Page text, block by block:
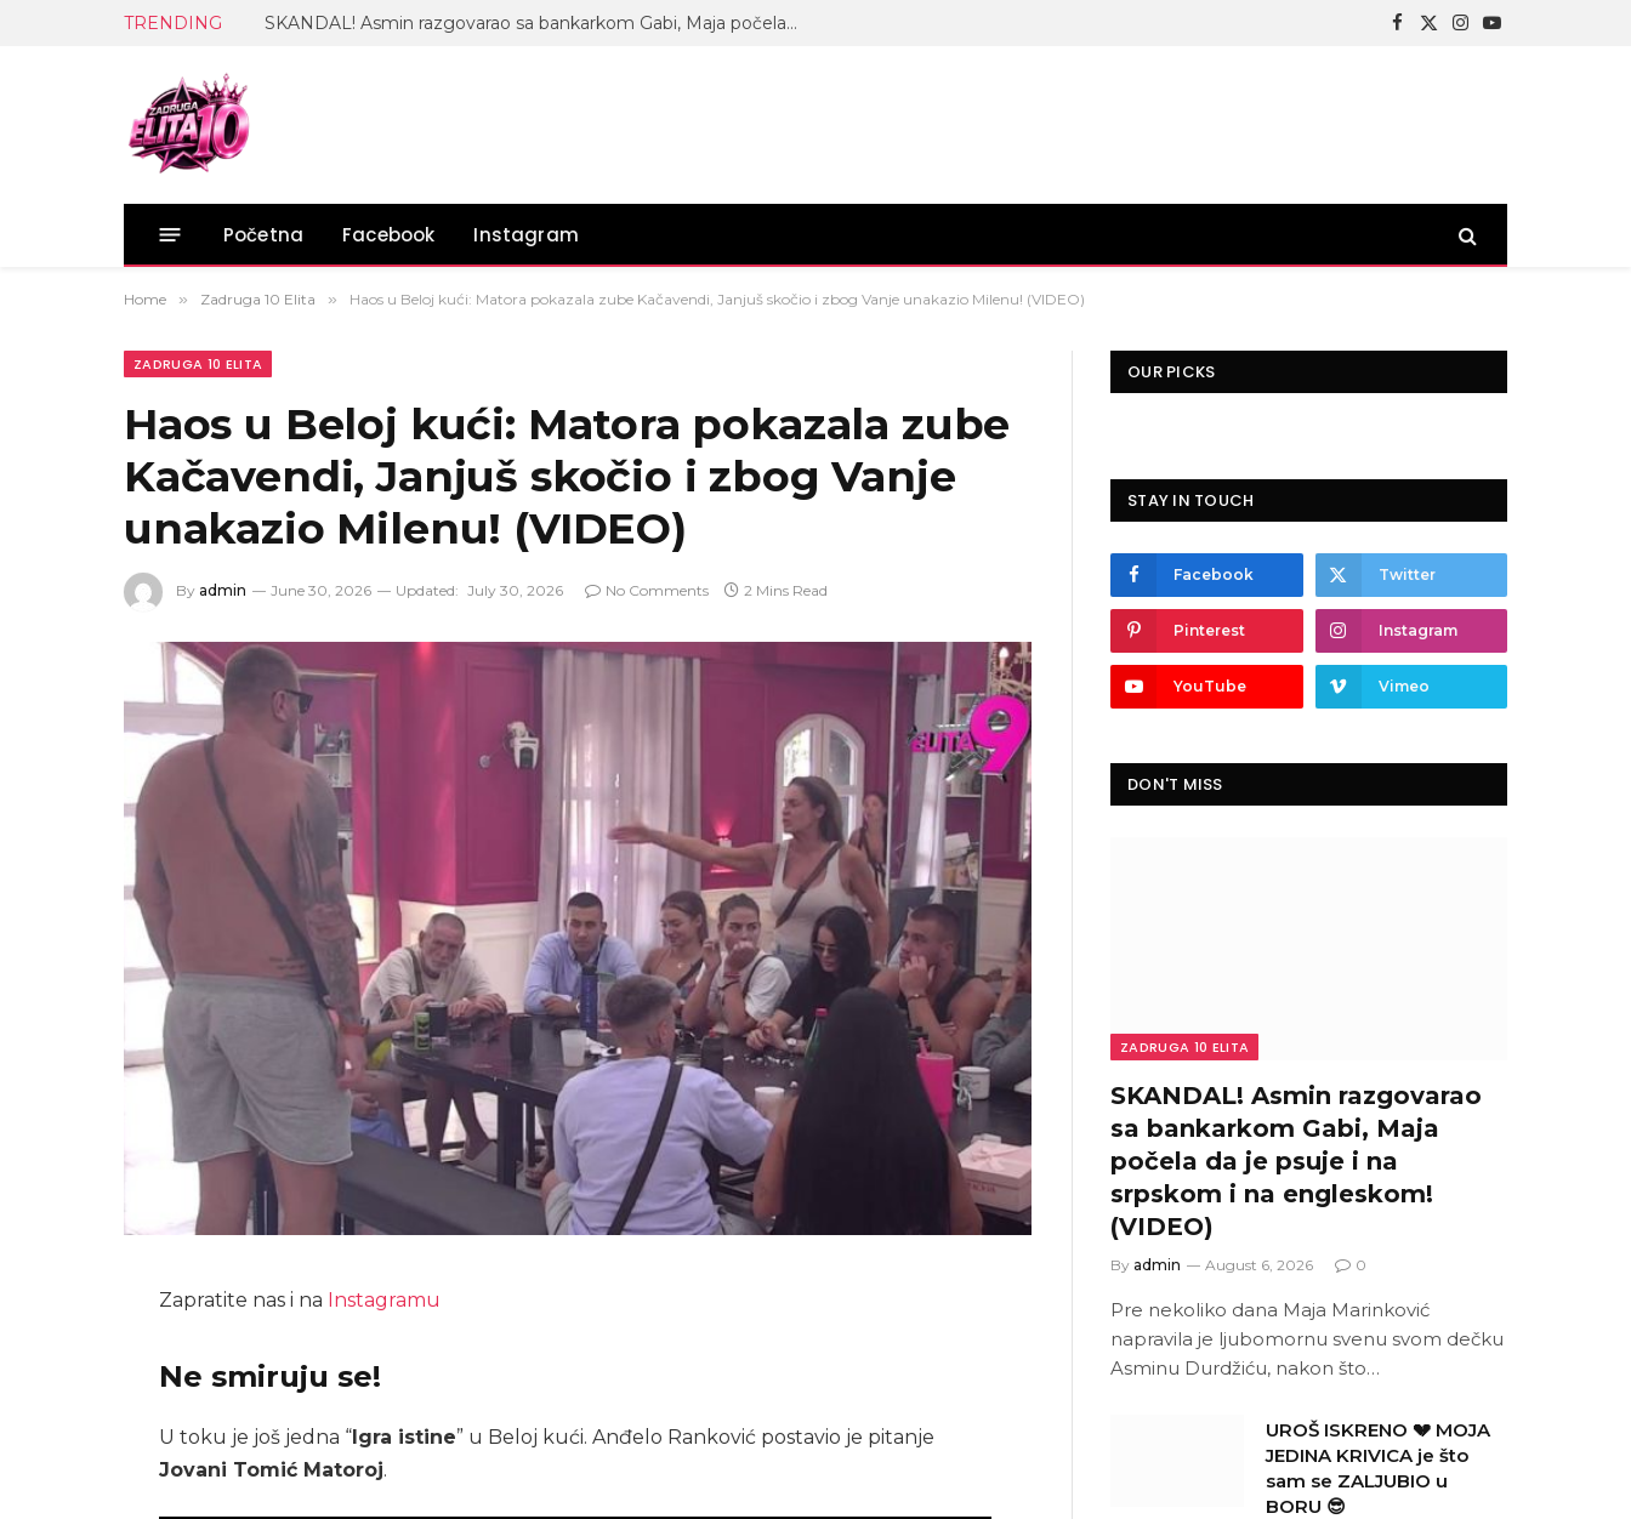
TRENDING SKANDAL! Asmin razgovarao sa bankarkom Gabi, Maja počela da je psuje i na srpskom i na engleskom! (VIDEO) Facebook
X
Instagram
YouTube
Početna Facebook Instagram
Home » Zadruga 10 Elita » Haos u Beloj kući: Matora pokazala zube Kačavendi, Janjuš skočio i zbog Vanje unakazio Milenu! (VIDEO)
ZADRUGA 10 ELITA
Haos u Beloj kući: Matora pokazala zube
Kačavendi, Janjuš skočio i zbog Vanje
unakazio Milenu! (VIDEO)
By admin June 30, 2026 Updated: July 30, 2026 No Comments 2 Mins Read
Zapratite nas i na Instagramu
Ne smiruju se!
U toku je još jedna “ Igra istine” u Beloj kući. Anđelo Ranković postavio je pitanje
Jovani Tomić Matoroj.
OUR PICKS
STAY IN TOUCH
Facebook Twitter
Pinterest Instagram
YouTube Vimeo
DON'T MISS
ZADRUGA 10 ELITA
SKANDAL! Asmin razgovarao
sa bankarkom Gabi, Maja
počela da je psuje i na
srpskom i na engleskom!
(VIDEO)
By admin August 6, 2026 0
Pre nekoliko dana Maja Marinković
napravila je ljubomornu svenu svom dečku
Asminu Durdžiću, nakon što…
UROŠ ISKRENO 💔 MOJA
JEDINA KRIVICA je što
sam se ZALJUBIO u
BORU 😎